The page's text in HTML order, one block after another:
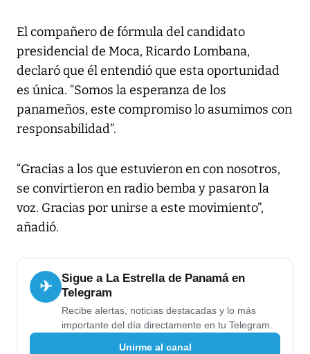
El compañero de fórmula del candidato
presidencial de Moca, Ricardo Lombana,
declaró que él entendió que esta oportunidad
es única. “Somos la esperanza de los
panameños, este compromiso lo asumimos con
responsabilidad”.
“Gracias a los que estuvieron en con nosotros,
se convirtieron en radio bemba y pasaron la
voz. Gracias por unirse a este movimiento”,
añadió.
✈
Sigue a La Estrella de Panamá en
Telegram
Recibe alertas, noticias destacadas y lo más
importante del día directamente en tu Telegram.
Unirme al canal